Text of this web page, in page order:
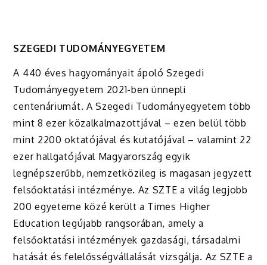
SZEGEDI TUDOMÁNYEGYETEM
A 440 éves hagyományait ápoló Szegedi
Tudományegyetem 2021-ben ünnepli
centenáriumát. A Szegedi Tudományegyetem több
mint 8 ezer közalkalmazottjával – ezen belül több
mint 2200 oktatójával és kutatójával – valamint 22
ezer hallgatójával Magyarország egyik
legnépszerűbb, nemzetközileg is magasan jegyzett
felsőoktatási intézménye. Az SZTE a világ legjobb
200 egyeteme közé került a Times Higher
Education legújabb rangsorában, amely a
felsőoktatási intézmények gazdasági, társadalmi
hatását és felelősségvállalását vizsgálja. Az SZTE a